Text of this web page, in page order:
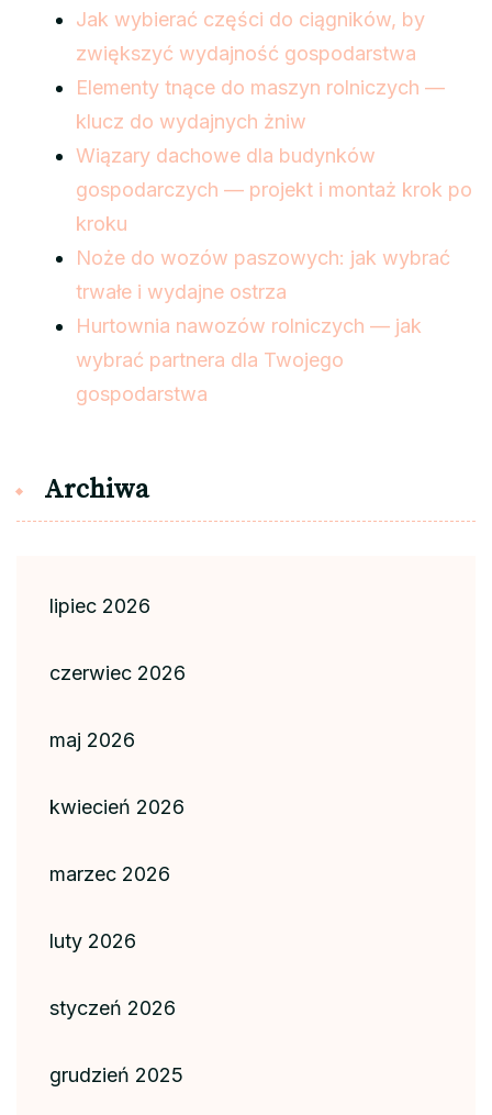
Jak wybierać części do ciągników, by
zwiększyć wydajność gospodarstwa
Elementy tnące do maszyn rolniczych —
klucz do wydajnych żniw
Wiązary dachowe dla budynków
gospodarczych — projekt i montaż krok po
kroku
Noże do wozów paszowych: jak wybrać
trwałe i wydajne ostrza
Hurtownia nawozów rolniczych — jak
wybrać partnera dla Twojego
gospodarstwa
Archiwa
lipiec 2026
czerwiec 2026
maj 2026
kwiecień 2026
marzec 2026
luty 2026
styczeń 2026
grudzień 2025